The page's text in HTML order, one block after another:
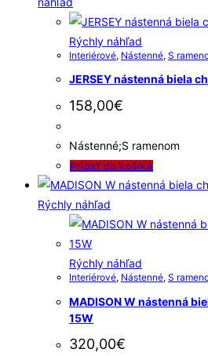
Rýchly náhľad
Interiérové, Nástenné, S
JERSEY nástenná biela
158,00€
Nástenné;S ramenom
Pridať do košíka
Rýchly náhľad
Rýchly náhľad
Interiérové, Nástenné, S
MADISON W nástenná
15W
320,00€